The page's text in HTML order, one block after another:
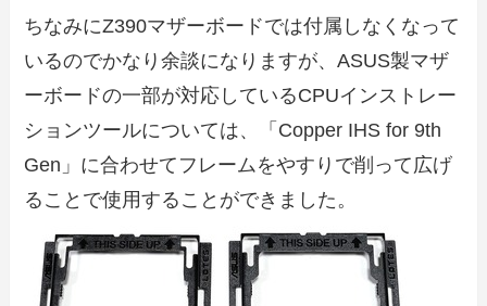
ちなみにZ390マザーボードでは付属しなくなって
いるのでかなり余談になりますが、ASUS製マザ
ーボードの一部が対応しているCPUインストレー
ションツールについては、「Copper IHS for 9th
Gen」に合わせてフレームをやすりで削って広げ
ることで使用することができました。